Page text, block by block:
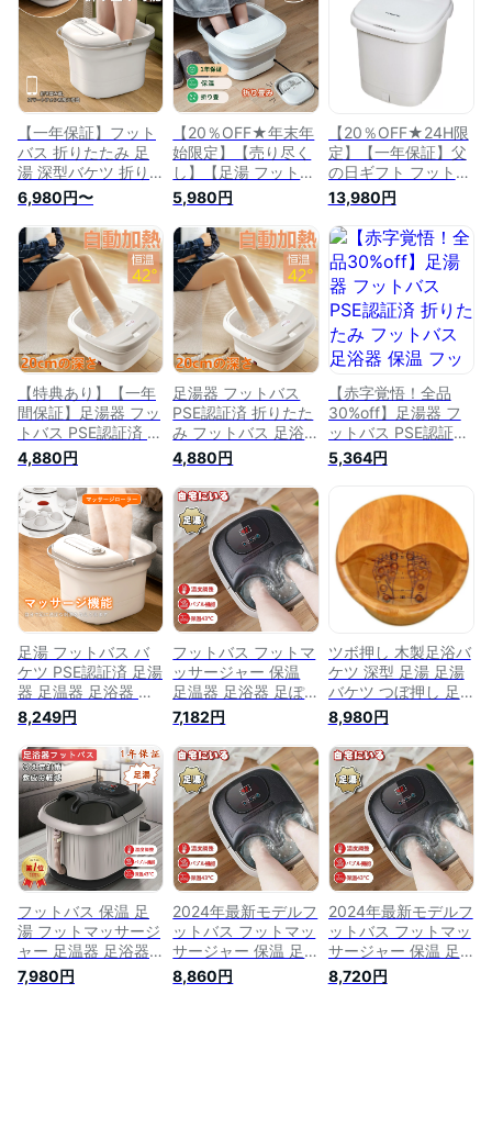
【一年保証】フット
バス 折りたたみ 足
湯 深型バケツ 折り
たたみ PSE認証済 足
湯器 足温器 足浴器
保温 ボウル つぼ押
し 足湯 足ぽっか フ
ットケア 足つぼマッ
ト 足湯用 足湯グッ
ズ 足湯 自宅 電気 紫
外線 電気 暑さ対策
熱中症
6,980円〜
【20％OFF★年末年
始限定】【売り尽く
し】【足湯 フットバ
ス 折り畳み バケツ
PSE認証済 足湯器 足
温器 足浴器 保温 コ
ンパクトボウル つぼ
押し 足つぼ 足湯 足
ぽっか フットケア
父の日ギフト 足湯バ
ケツ 足つぼマット
足湯用 足湯 自宅 電
気 紫外線 電気 暑さ
対策
5,980円
【20％OFF★24H限
定】【一年保証】父
の日ギフト フットバ
ス たらい 足湯 深型
バケツ PSE認証済 足
湯器 足温器 足浴器
保温 コンパクトボウ
ル つぼ押し 足つぼ
足湯 足ぽっか フッ
トケア バケツ 足つ
ぼマット 足湯グッズ
足湯 自宅 電気 遠 赤
外線 足湯 器 電気
13,980円
【特典あり】【一年
間保証】足湯器 フッ
トバス PSE認証済 折
りたたみ フットバス
足浴器 保温 フット
バス ボウル 42℃恒
温 足つぼ 足湯 足ぽ
っか フットケア 足
湯バケツ 足つぼマッ
ト 足湯用 足湯グッ
ズ 折り畳 足湯 自宅
電気 遠赤外線 電気
母の日 クリスマス
プレゼント
4,880円
足湯器 フットバス
PSE認証済 折りたた
み フットバス 足浴
器 保温 フットバス
ボウル 42℃恒温 足
つぼ 足湯 足ぽっか
フットケア 足湯バケ
ツ 足つぼマット 足
湯用 足湯グッズ 折
り畳 足湯 自宅 電気
遠赤外線 電気 母の
日 クリスマス プレ
ゼント ギフト 在宅
休み
4,880円
【赤字覚悟！全品
30%off】足湯器 フ
ットバス PSE認証済
折りたたみ フットバ
ス 足浴器 保温 フッ
トバス ボウル 42℃
恒温 足つぼ 足湯 足
ぽっか フットケア
足湯バケツ 足つぼマ
ット 足湯用 足湯グ
ッズ 折り畳 足湯 自
宅 電気 遠赤外線 電
気 母の日 クリスマ
ス プレゼント
5,364円
足湯 フットバス バ
ケツ PSE認証済 足湯
器 足温器 足浴器 深
型 赤外線 器 足つぼ
足ぽっか フットケア
足湯バケツ ボウル
自宅 高級感 多機能
3Dもみ玉 自動保温
機能 急速昇温 キャ
スター付き 排水設計
8,249円
フットバス フットマ
ッサージャー 保温
足温器 足浴器 足ぽ
っか フットケア フ
ットバスボウル 足湯
バケツ 家庭用 フッ
トバス器 足浴グッズ
電気 足湯 バケツ 深
足つぼマット 敬老の
日 プレゼント
7,182円
ツボ押し 木製足浴バ
ケツ 深型 足湯 足湯
バケツ つぼ押し 足
つぼ 足浴桶 フット
バス 足湯器 深めの
バケツ 足洗い台 ふ
くらはぎ 保温 マッ
サージ 厚手 家庭用
健康バケツ フットマ
ッサージ 足つぼマッ
ト 足湯用 足湯グッ
ズ
8,980円
フットバス 保温 足
湯 フットマッサージ
ャー 足温器 足浴器
足ぽっか フットケア
フットバスボウル 足
7,980円
2024年最新モデルフ
ットバス フットマッ
サージャー 保温 足
温器 足浴器 足ぽっ
か フットケア フッ
8,860円
2024年最新モデルフ
ットバス フットマッ
サージャー 保温 足
温器 足浴器 足ぽっ
か フットケア フッ
8,720円